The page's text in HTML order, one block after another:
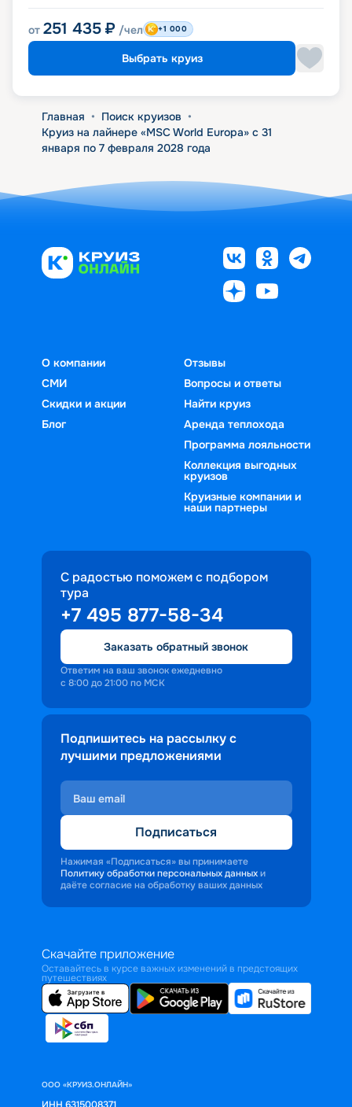
от 251 435 ₽ /чел +1 000
Выбрать круиз
Главная • Поиск круизов •
Круиз на лайнере «MSC World Europa» с 31
января по 7 февраля 2028 года
О компании
СМИ
Скидки и акции
Блог
Отзывы
Вопросы и ответы
Найти круиз
Аренда теплохода
Программа лояльности
Коллекция выгодных
круизов
Круизные компании и
наши партнеры
С радостью поможем с подбором
тура
+7 495 877-58-34
Заказать обратный звонок
Ответим на ваш звонок ежедневно
с 8:00 до 21:00 по МСК
Подпишитесь на рассылку с
лучшими предложениями
Подписаться
Нажимая «Подписаться» вы принимаете
Политику обработки персональных данных и
даёте согласие на обработку ваших данных
Скачайте приложение
Оставайтесь в курсе важных изменений в предстоящих
путешествиях
ООО «КРУИЗ.ОНЛАЙН»
ИНН 6315008371